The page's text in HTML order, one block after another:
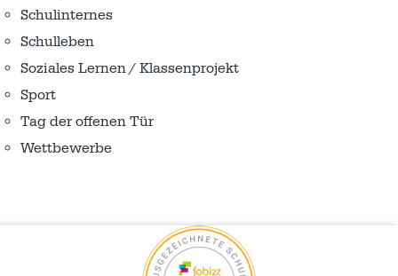
Schulinternes
Schulleben
Soziales Lernen / Klassenprojekt
Sport
Tag der offenen Tür
Wettbewerbe